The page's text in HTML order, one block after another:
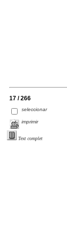
17 / 266
seleccionar
imprimir
Text complet